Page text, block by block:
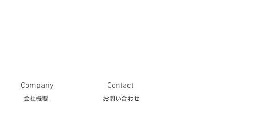
Company Contact
会社概要 お問い合わせ